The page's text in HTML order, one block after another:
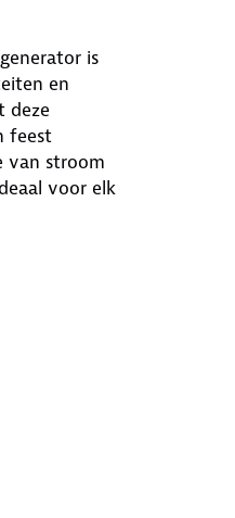
is
en
deze
feest
van stroom
voor elk